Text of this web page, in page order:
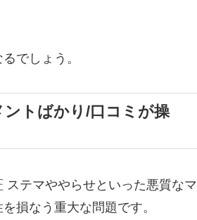
でしょう。
トばかり/口コミが操
テマややらせといった悪質なマ
損なう重大な問題です。